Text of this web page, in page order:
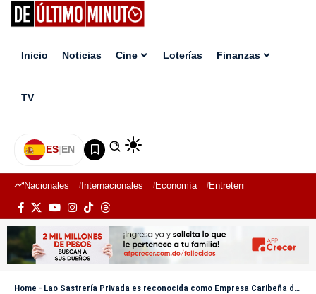
Inicio Noticias Cine Loterías Finanzas
TV
ES|EN
Nacionales Internacionales Economía Entretenimiento
Home - Lao Sastrería Privada es reconocida como Empresa Caribeña del Año en Costa Rica